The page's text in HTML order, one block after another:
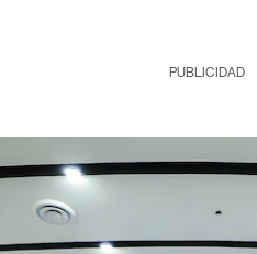
PUBLICIDAD